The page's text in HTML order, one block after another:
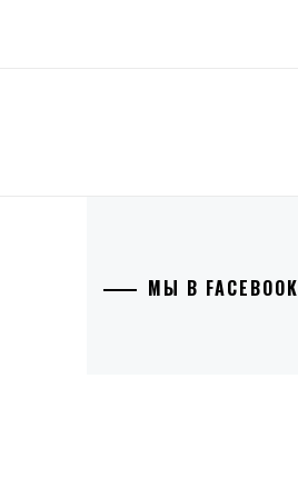
МЫ В FACEBOOK